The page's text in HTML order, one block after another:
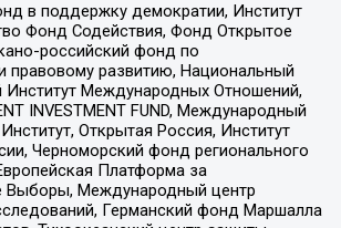
в поддержку демократии, Институт
Фонд Содействия, Фонд Открытое
российский фонд по
правовому развитию, Национальный
Институт Международных Отношений,
INVESTMENT FUND, Международный
Открытая Россия, Институт
Черноморский фонд регионального
Платформа за
Выборы, Международный центр
Германский фонд Маршалла